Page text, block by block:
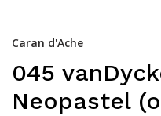
Caran d'Ache
045
Neopastel